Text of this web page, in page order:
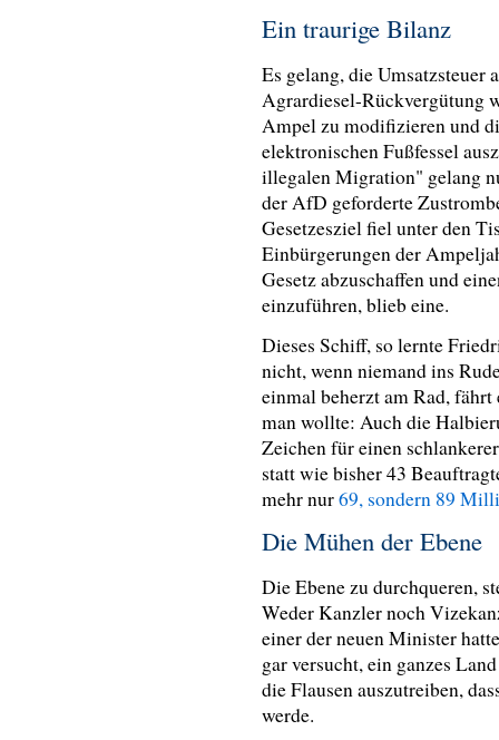
Ein traurige Bilanz
Es gelang, die Umsatzsteuer
Agrardiesel-Rückvergütung
Ampel zu modifizieren und
elektronischen Fußfessel
illegalen Migration" gelang
der AfD geforderte
Gesetzesziel fiel unter den
Einbürgerungen der
Gesetz abzuschaffen und
einzuführen, blieb eine.
Dieses Schiff, so lernte
nicht, wenn niemand ins
einmal beherzt am Rad,
man wollte: Auch die
Zeichen für einen
statt wie bisher 43
mehr nur69, sondern 89
Die Mühen der Ebene
Die Ebene zu durchqueren,
Weder Kanzler noch
einer der neuen Minister
gar versucht, ein ganzes
die Flausen auszutreiben,
werde.